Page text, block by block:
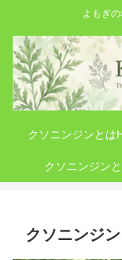
よもぎ
クソニンジンとは
クソニンジン
クソニンジ